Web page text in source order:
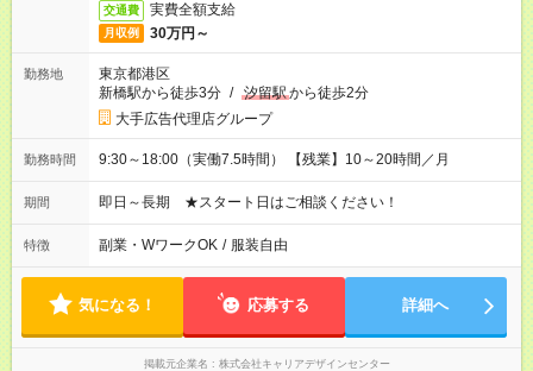
交通費 実費全額支給
月収例 30万円～
勤務地
東京都港区
新橋駅から徒歩3分 / 汐留駅から徒歩2分
大手広告代理店グループ
勤務時間 9:30～18:00（実働7.5時間） 【残業】10～20時間／月
期間 即日～長期 ★スタート日はご相談ください！
特徴 副業・WワークOK / 服装自由
気になる！ 応募する 詳細へ
掲載元企業名 株式会社キャリアデザインセンター